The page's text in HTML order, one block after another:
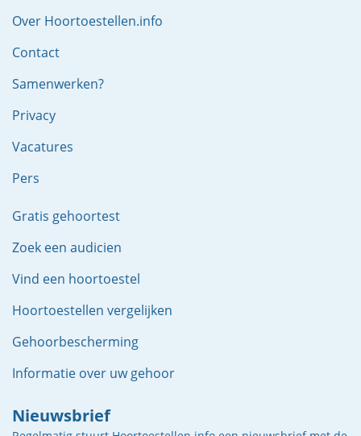
Over Hoortoestellen.info
Contact
Samenwerken?
Privacy
Vacatures
Pers
Gratis gehoortest
Zoek een audicien
Vind een hoortoestel
Hoortoestellen vergelijken
Gehoorbescherming
Informatie over uw gehoor
Nieuwsbrief